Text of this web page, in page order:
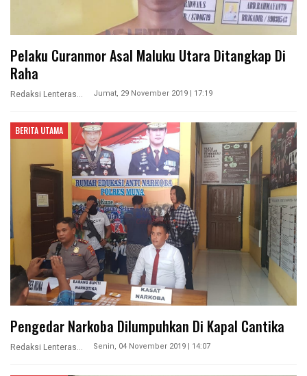
Pelaku Curanmor Asal Maluku Utara Ditangkap Di
Raha
Redaksi Lenterasultra Jumat, 29 November 2019 | 17:19
BERITA UTAMA
Pengedar Narkoba Dilumpuhkan Di Kapal Cantika
Senin, 04 November 2019 | 14:07